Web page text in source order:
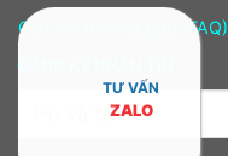
Câu hỏi thường gặp (FAQ)
TƯ VẤN
ZALO